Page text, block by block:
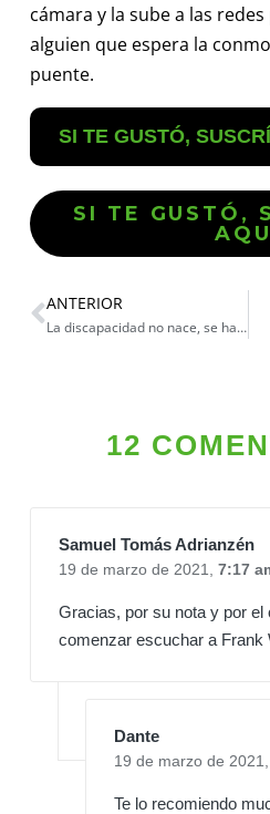
cámara y la sube a las
alguien que espera la
puente.
SI TE GUSTÓ,
SI TE GUSTÓ,
ANTERIOR
La discapacidad no nace, se hace
12
Samuel Tomás Adrianzén
19 de marzo de 2021, 7:17
Gracias, por su nota y por el
comenzar escuchar a Frank
Dante
19 de marzo de 2021,
Te lo recomiendo